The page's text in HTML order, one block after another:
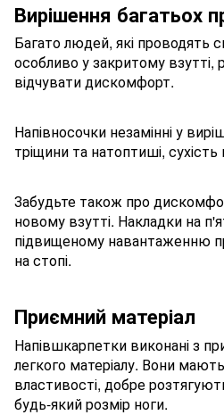
Вирішення багатьох
Багато людей, які проводять
особливо у закритому взутті,
відчувати дискомфорт.
Напівносочки незамінні у
тріщини та натоптиші, сухість
Забудьте також про
новому взутті. Накладки на
підвищеному навантаженню
на стопі.
Приємний матеріал
Напівшкарпетки виконані з
легкого матеріалу. Вони мають
властивості, добре
будь-який розмір ноги.